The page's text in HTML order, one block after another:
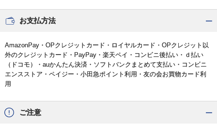
お支払方法
AmazonPay・OPクレジットカード・ロイヤルカード・OPクレジット以
外のクレジットカード・PayPay・楽天ペイ・コンビニ後払い・ｄ払い
（ドコモ）・auかんたん決済・ソフトバンクまとめて支払い・コンビニ
エンスストア・ペイジー・小田急ポイント利用・友の会お買物カード利
用
ご注意